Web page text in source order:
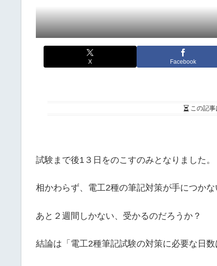
X Facebook
この記事
試験まで後1３日をのこすのみとなりました。
相かわらず、電工2種の筆記対策が手につかな
あと２週間しかない、受かるのだろうか？
結論は「電工2種筆記試験の対策に必要な日数